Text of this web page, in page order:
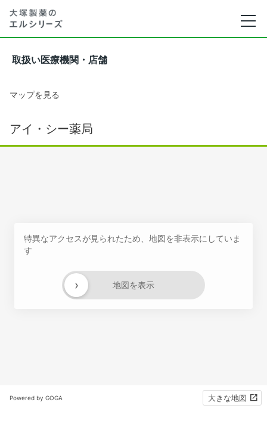
取扱い医療機関・店舗
マップを見る
アイ・シー薬局
特異なアクセスが見られたため、地図を非表示にしていま
す
地図を表示
›
Powered by GOGA 大きな地図